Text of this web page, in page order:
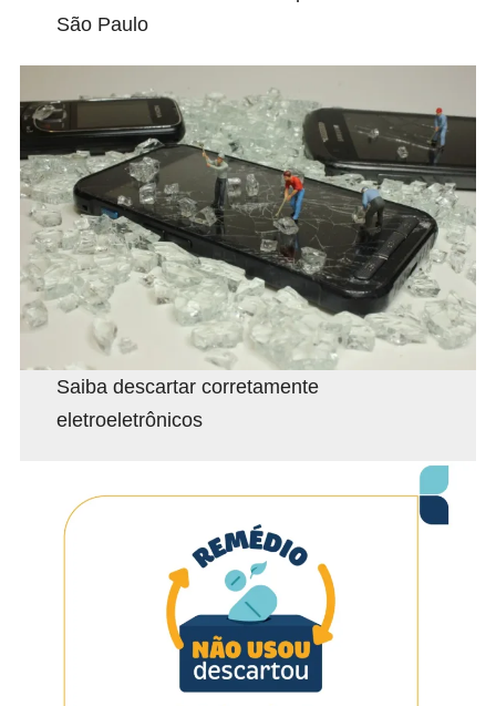
São Paulo
Saiba descartar corretamente
eletroeletrônicos